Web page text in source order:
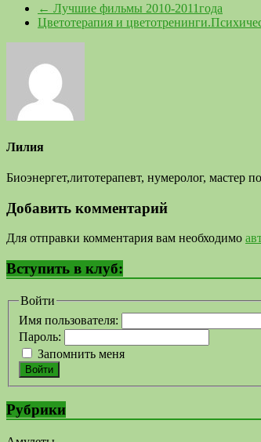
← Лучшие фильмы 2010-2011года
Цветотерапия и
Лилия
Биоэнергет,литотерапевт, нумеролог,
Добавить комментарий
Для отправки комментария вам необходимо
Вступить в клуб:
Войти
Имя пользователя:
Пароль:
Запомнить меня
Войти
Рубрики